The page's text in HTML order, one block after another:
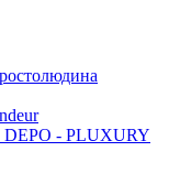
- PLUXURY